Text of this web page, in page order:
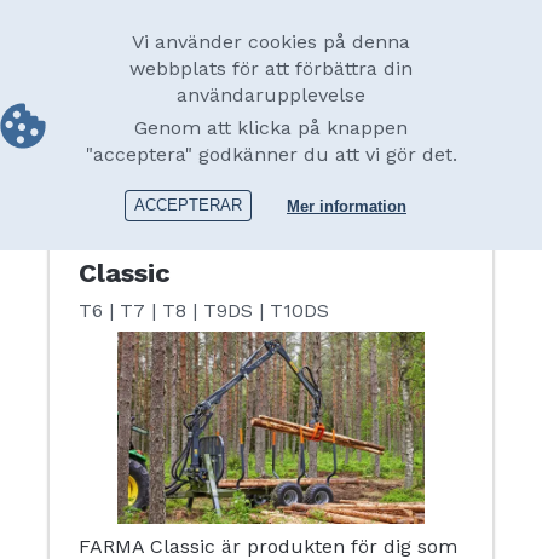
Vi använder cookies på denna
webbplats för att förbättra din
användarupplevelse
Genom att klicka på knappen
"acceptera" godkänner du att vi gör det.
ACCEPTERAR Mer information
navigation
Skogsvagnar
Classic
T6 | T7 | T8 | T9DS | T10DS
FARMA Classic är produkten för dig som